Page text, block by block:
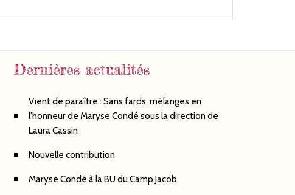
Dernières actualités
Vient de paraître : Sans fards, mélanges en
l’honneur de Maryse Condé sous la direction de
Laura Cassin
Nouvelle contribution
Maryse Condé à la BU du Camp Jacob